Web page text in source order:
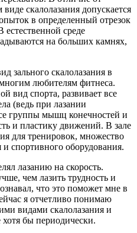
скалолазания допускается
в определенный отрезок
среде
на больших камнях,
зального скалолазания в
любителям фитнеса.
вид спорта, развивает все
(ведь при лазании
группы мышц конечностей и
и пластику движений. В зале
для тренировок, множество
спортивного оборудования.
лазанию на скорость.
чем лазить трудность и
что это поможет мне в
я отчетливо понимаю
видами скалолазания и
хотя бы периодически.